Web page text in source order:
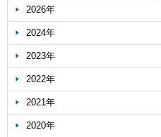
2026年
2024年
2023年
2022年
2021年
2020年